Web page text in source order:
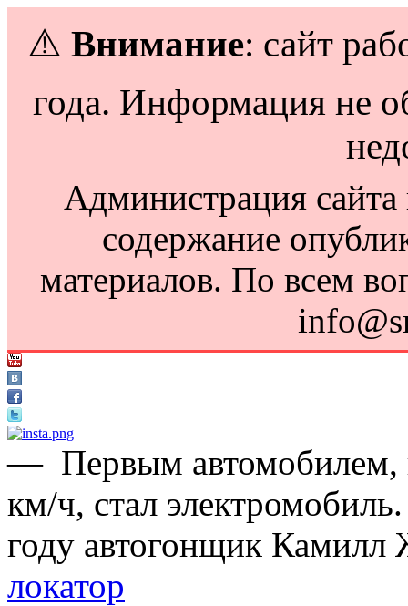
⚠️ Внимание: сайт
года. Информация не
Администрация сайта
содержание
материалов. По всем
— Первым
км/ч, стал
году автогонщик Камилл
локатор